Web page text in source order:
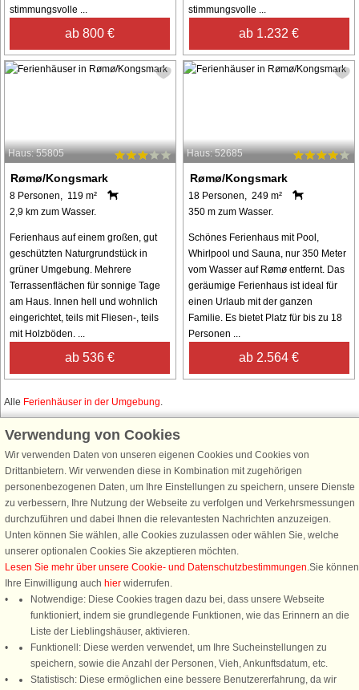
stimmungsvolle ...
ab 800 €
stimmungsvolle ...
ab 1.232 €
Haus: 55805
Rømø/Kongsmark
8 Personen, 119 m²
2,9 km zum Wasser.
Ferienhaus auf einem großen, gut
geschützten Naturgrundstück in
grüner Umgebung. Mehrere
Terrassenflächen für sonnige Tage
am Haus. Innen hell und wohnlich
eingerichtet, teils mit Fliesen-, teils
mit Holzböden. ...
ab 536 €
Haus: 52685
Rømø/Kongsmark
18 Personen, 249 m²
350 m zum Wasser.
Schönes Ferienhaus mit Pool,
Whirlpool und Sauna, nur 350 Meter
vom Wasser auf Rømø entfernt. Das
geräumige Ferienhaus ist ideal für
einen Urlaub mit der ganzen
Familie. Es bietet Platz für bis zu 18
Personen ...
ab 2.564 €
Alle Ferienhäuser in der Umgebung.
Schließen Sie sich 100.000 Ferienhaus-Fans an
Erhalten Sie einen Willkommensgutschein von 25 €für Ihren nächsten
Ferienhausurlaub - melden Sie sich einfach für den DanCenter Newsletter
an. Verpassen Sie nie wieder exklusive Angebote, Gewinnspiele und
Urlaubstipps!
Newsletter abonnieren
Verwendung von Cookies
Wir verwenden Daten von unseren eigenen Cookies und Cookies von
Drittanbietern. Wir verwenden diese in Kombination mit zugehörigen
personenbezogenen Daten, um Ihre Einstellungen zu speichern, unsere Dienste
zu verbessern, Ihre Nutzung der Webseite zu verfolgen und Verkehrsmessungen
durchzuführen und dabei Ihnen die relevantesten Nachrichten anzuzeigen.
Unten können Sie wählen, alle Cookies zuzulassen oder wählen Sie, welche
unserer optionalen Cookies Sie akzeptieren möchten.
Lesen Sie mehr über unsere Cookie- und Datenschutzbestimmungen.Sie können
Ihre Einwilligung auch hier widerrufen.
Notwendige: Diese Cookies tragen dazu bei, dass unsere Webseite
funktioniert, indem sie grundlegende Funktionen, wie das Erinnern an die
Liste der Lieblingshäuser, aktivieren.
Funktionell: Diese werden verwendet, um Ihre Sucheinstellungen zu
speichern, sowie die Anzahl der Personen, Vieh, Ankunftsdatum, etc.
Statistisch: Diese ermöglichen eine bessere Benutzererfahrung, da wir